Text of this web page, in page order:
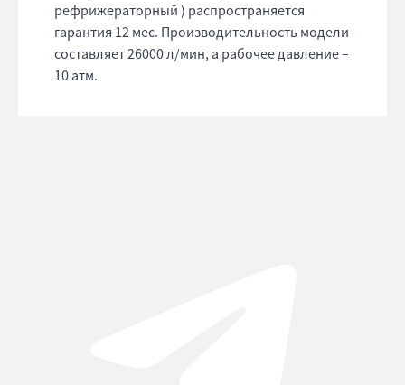
рефрижераторный ) распространяется
гарантия 12 мес. Производительность модели
составляет 26000 л/мин, а рабочее давление –
10 атм.